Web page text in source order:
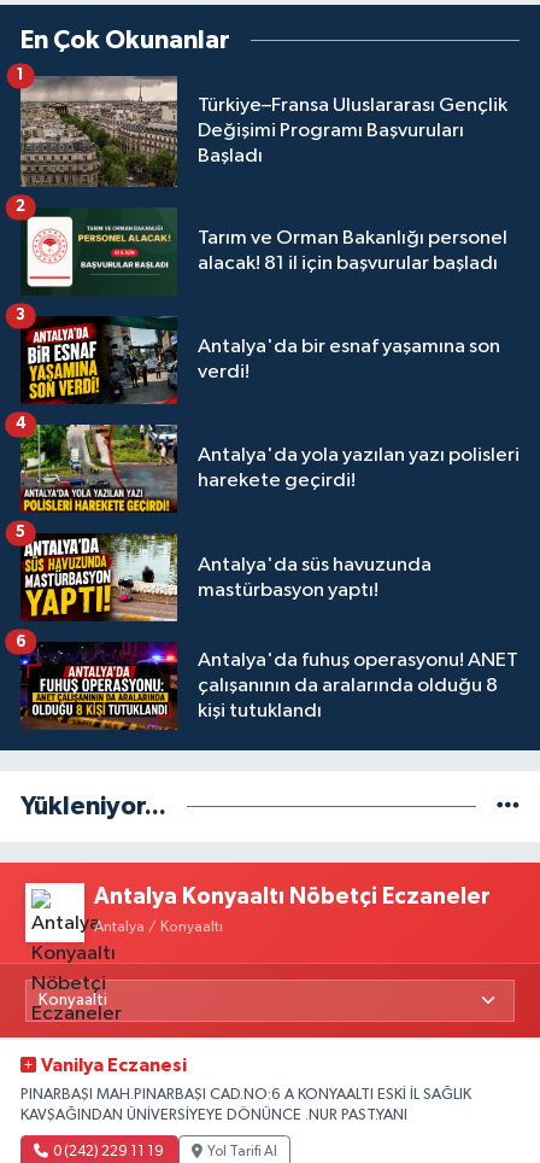
En Çok Okunanlar
Türkiye–Fransa Uluslararası Gençlik
Değişimi Programı Başvuruları
Başladı
1
Tarım ve Orman Bakanlığı personel
alacak! 81 il için başvurular başladı
2
Antalya'da bir esnaf yaşamına son
verdi!
3
Antalya'da yola yazılan yazı polisleri
harekete geçirdi!
4
Antalya'da süs havuzunda
mastürbasyon yaptı!
5
Antalya'da fuhuş operasyonu! ANET
çalışanının da aralarında olduğu 8
kişi tutuklandı
6
Yükleniyor...
Antalya Konyaaltı Nöbetçi Eczaneler
Antalya / Konyaaltı
Vanilya Eczanesi
PINARBAŞI MAH.PINARBAŞI CAD.NO:6 A KONYAALTI ESKİ İL SAĞLIK
KAVŞAĞINDAN ÜNİVERSİYEYE DÖNÜNCE .NUR PAST.YANI
0 (242) 229 11 19 Yol Tarifi Al